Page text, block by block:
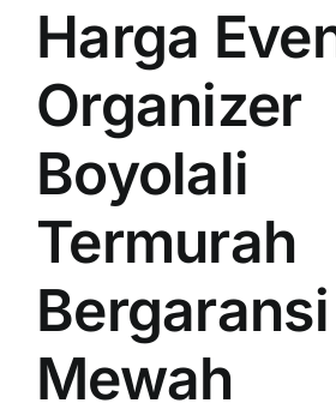
Harga
Organizer
Boyolali
Termurah
Bergaransi
Mewah